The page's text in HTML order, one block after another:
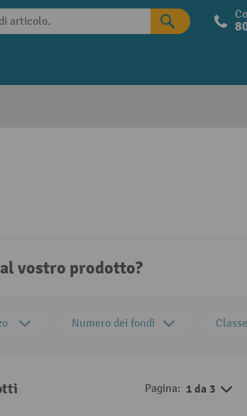
vostro prodotto?
Numero dei fondi
Pagina: 1 da 3